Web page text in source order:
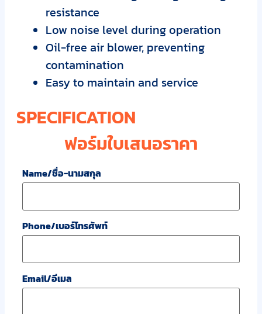
resistance
Low noise level during operation
Oil-free air blower, preventing
contamination
Easy to maintain and service
SPECIFICATION
ฟอร์มใบเสนอราคา
Name/ชื่อ-นามสกุล
Phone/เบอร์โทรศัพท์
Email/อีเมล